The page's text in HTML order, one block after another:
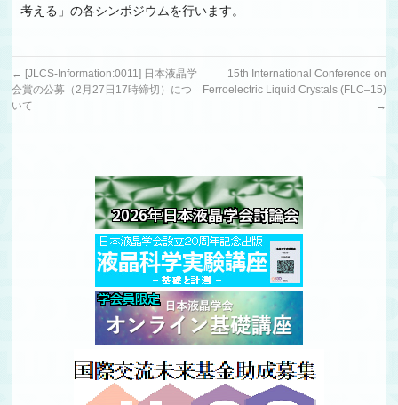
考える」の各シンポジウムを行います。
← [JLCS-Information:0011] 日本液晶学
会賞の公募（2月27日17時締切）につ
いて
15th International Conference on
Ferroelectric Liquid Crystals (FLC–15)
→